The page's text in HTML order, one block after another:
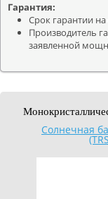
Гарантия:
Срок гарантии
Производитель
заявленной
Солнечная